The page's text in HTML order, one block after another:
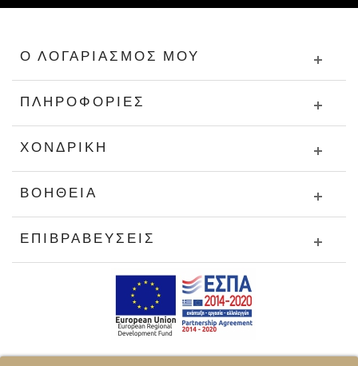
Ο ΛΟΓΑΡΙΑΣΜΌΣ ΜΟΥ
ΠΛΗΡΟΦΟΡΊΕΣ
ΧΟΝΔΡΙΚΉ
ΒΟΉΘΕΙΑ
ΕΠΙΒΡΑΒΕΎΣΕΙΣ